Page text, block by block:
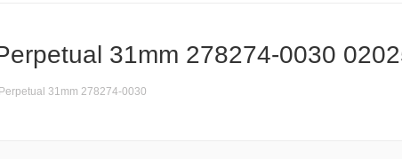
31mm 278274-0030
31mm 278274-0030